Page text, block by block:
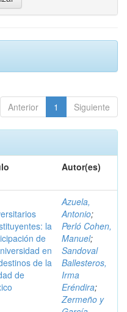
Anterior 1 Siguiente
Autor(es)
la
de
en
de la
de
Azuela,
Antonio;
Perló Cohen,
Manuel;
Sandoval
Ballesteros,
Irma
Eréndira;
Zermeño y